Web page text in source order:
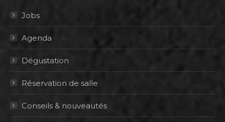
Jobs
Agenda
Dégustation
Réservation de salle
Conseils & nouveautés